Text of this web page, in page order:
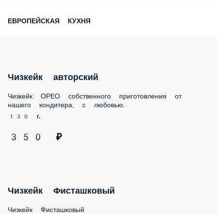
ЕВРОПЕЙСКАЯ КУХНЯ
Чизкейк авторский
Чизкейк ОРЕО собственного приготовления от
нашего кондитера, с любовью.
130 г.
350 ₽
Чизкейк Фисташковый
Чизкейк Фисташковый